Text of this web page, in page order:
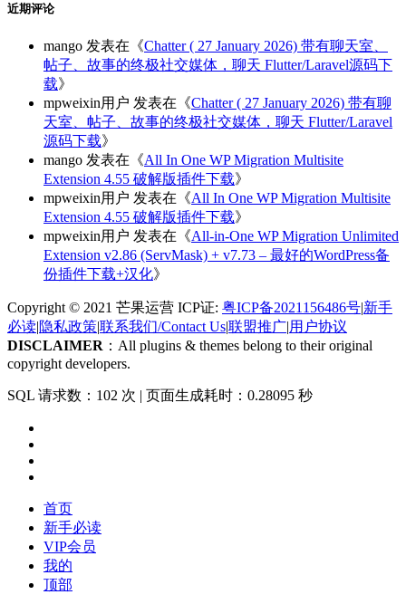
近期评论
mango 发表在《Chatter ( 27 January 2026) 带有聊天室、
帖子、故事的终极社交媒体，聊天 Flutter/Laravel源码下
载》
mpweixin用户 发表在《Chatter ( 27 January 2026) 带有聊
天室、帖子、故事的终极社交媒体，聊天 Flutter/Laravel
源码下载》
mango 发表在《All In One WP Migration Multisite
Extension 4.55 破解版插件下载》
mpweixin用户 发表在《All In One WP Migration Multisite
Extension 4.55 破解版插件下载》
mpweixin用户 发表在《All-in-One WP Migration Unlimited
Extension v2.86 (ServMask) + v7.73 – 最好的WordPress备
份插件下载+汉化》
Copyright © 2021 芒果运营 ICP证: 粤ICP备2021156486号|新手
必读|隐私政策|联系我们/Contact Us|联盟推广|用户协议
DISCLAIMER ：All plugins & themes belong to their original
copyright developers.
SQL 请求数：102 次 | 页面生成耗时：0.28095 秒
首页
新手必读
VIP会员
我的
顶部